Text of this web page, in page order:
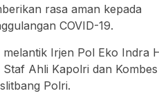
rasa aman kepada
COVID-19.
Irjen Pol Eko Indra
Ahli Kapolri dan
Polri.